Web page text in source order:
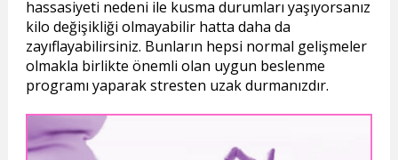
hassasiyeti nedeni ile kusma durumları yaşıyorsanız
kilo değişikliği olmayabilir hatta daha da
zayıflayabilirsiniz. Bunların hepsi normal gelişmeler
olmakla birlikte önemli olan uygun beslenme
programı yaparak stresten uzak durmanızdır.